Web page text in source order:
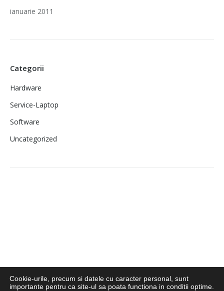
ianuarie 2011
Categorii
Hardware
Service-Laptop
Software
Uncategorized
Cookie-urile, precum si datele cu caracter personal, sunt
importante pentru ca site-ul sa poata functiona in conditii optime.